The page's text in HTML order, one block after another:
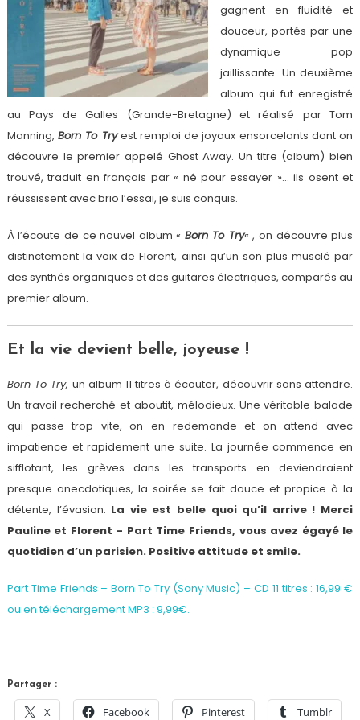
gagnent en fluidité et
douceur, portés par une
dynamique pop
jaillissante. Un deuxième
album qui fut enregistré
au Pays de Galles (Grande-Bretagne) et réalisé par Tom
Manning,Born To Tryest remploi de joyaux ensorcelants dont on
découvre le premier appelé Ghost Away. Un titre (album) bien
trouvé, traduit en français par « né pour essayer »… ils osent et
réussissent avec brio l’essai, je suis conquis.
À l’écoute de ce nouvel album « Born To Try« , on découvre plus
distinctement la voix de Florent, ainsi qu’un son plus musclé par
des synthés organiques et des guitares électriques, comparés au
premier album.
Et la vie devient belle, joyeuse !
Born To Try, un album 11 titres à écouter, découvrir sans attendre.
Un travail recherché et aboutit, mélodieux. Une véritable balade
qui passe trop vite, on en redemande et on attend avec
impatience et rapidement une suite. La journée commence en
sifflotant, les grèves dans les transports en deviendraient
presque anecdotiques, la soirée se fait douce et propice à la
détente, l’évasion. La vie est belle quoi qu’il arrive ! Merci
Pauline et Florent – Part Time Friends, vous avez égayé le
quotidien d’un parisien. Positive attitude et smile.
Part Time Friends – Born To Try (Sony Music) – CD 11 titres : 16,99 €
ou en téléchargement MP3 : 9,99€.
Partager :
X Facebook Pinterest Tumblr